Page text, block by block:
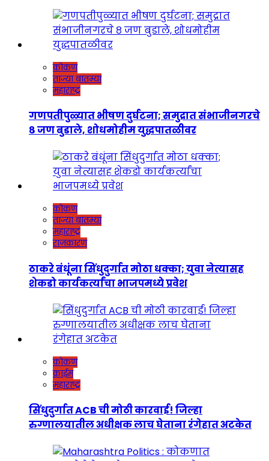
कोकण
ताज्या बातम्या
महाराष्ट्र
गणपतीपुळ्यात भीषण दुर्घटना; समुद्रात संभाजीनगरचे
८ जण बुडाले, शोधमोहीम युद्धपातळीवर
कोकण
ताज्या बातम्या
महाराष्ट्र
राजकारण
ठाकरे बंधूंना सिंधुदुर्गात मोठा धक्का; युवा नेत्यासह
शेकडो कार्यकर्त्यांचा भाजपमध्ये प्रवेश
कोकण
क्राईम
महाराष्ट्र
सिंधुदुर्गात ACB ची मोठी कारवाई! जिल्हा
रुग्णालयातील अधीक्षक लाच घेताना रंगेहात अटकेत